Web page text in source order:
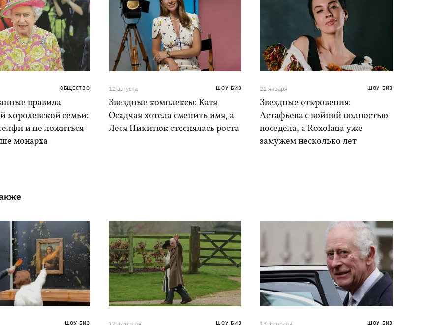
ОБЩЕСТВО
правила
королевской семьи:
и не ложиться
монарха
12 августа ШОУ-БИЗ
Звездные комплексы: Катя
Осадчая хотела сменить имя, а
Леся Никитюк стеснялась роста
21 января ШОУ-БИЗ
Звездные откровения:
Астафьева с войной полностью
поседела, а Roxolana уже
замужем несколько лет
ШОУ-БИЗ 12 февраля ШОУ-БИЗ 13 февраля ШОУ-БИЗ